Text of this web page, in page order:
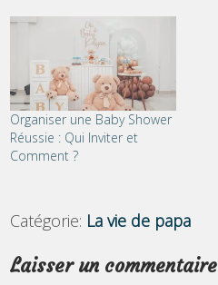
Organiser une Baby Shower
Réussie : Qui Inviter et
Comment ?
Catégorie: La vie de papa
Laisser un commentaire